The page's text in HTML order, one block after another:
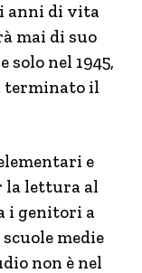
anni di vita
mai di suo
solo nel 1945,
terminato il
e
la lettura al
i genitori a
medie
non è nel